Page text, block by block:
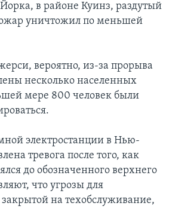
в районе Куинз, раздутый
уничтожил по меньшей
вероятно, из-за прорыва
несколько населенных
мере 800 человек были
электростанции в Нью-
тревога после того, как
до обозначенного верхнего
что угрозы для
на техобслуживание,